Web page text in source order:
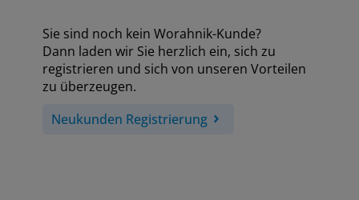
Sie sind noch kein Worahnik-Kunde?
Dann laden wir Sie herzlich ein, sich zu
registrieren und sich von unseren Vorteilen
zu überzeugen.
Neukunden Registrierung